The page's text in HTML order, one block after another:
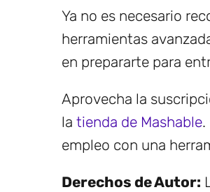
Ya no es necesario
herramientas
en prepararte para
Aprovecha la
la tienda de Mashable.
empleo con una
Derechos de Autor: